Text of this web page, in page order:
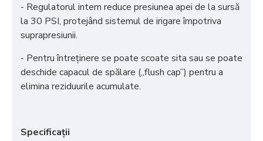
- Regulatorul intern reduce presiunea apei de la sursă
la 30 PSI, protejând sistemul de irigare împotriva
suprapresiunii.
- Pentru întreținere se poate scoate sita sau se poate
deschide capacul de spălare („flush cap”) pentru a
elimina reziduurile acumulate.
Specificații